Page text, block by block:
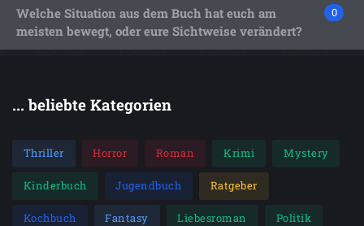
Welche Situation aus dem Buch hat euch am
meisten bewegt, oder eure Sichtweise verändert?
0
... beliebte Kategorien
Thriller Horror Roman Krimi Mystery
Kinderbuch Jugendbuch Ratgeber
Kochbuch Fantasy Liebesroman Politik